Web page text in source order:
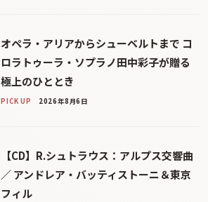
オペラ・アリアからシューベルトまで コ
ロラトゥーラ・ソプラノ田中彩子が贈る
極上のひととき
PICK UP 2026年8月6日
【CD】R.シュトラウス：アルプス交響曲
／ アンドレア・バッティストーニ＆東京
フィル